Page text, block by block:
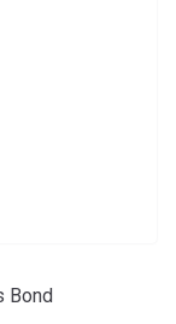
Bond